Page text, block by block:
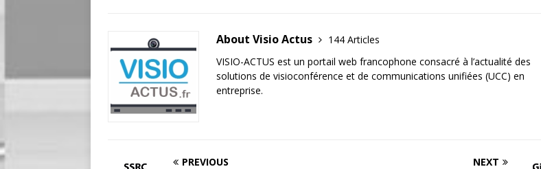
About Visio Actus
144 Articles
VISIO-ACTUS est un portail web francophone consacré à l’actualité des
solutions de visioconférence et de communications unifiées (UCC) en
entreprise.
PREVIOUS NEXT